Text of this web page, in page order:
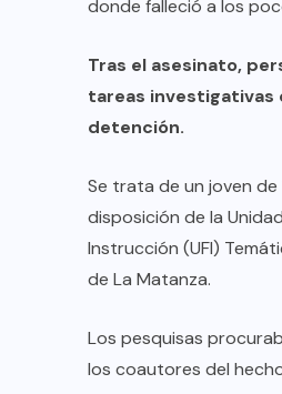
donde falleció a los
Tras el asesinato,
tareas investigativas
detención.
Se trata de un joven
disposición de la
Instrucción (UFI)
de La Matanza.
Los pesquisas
los coautores del